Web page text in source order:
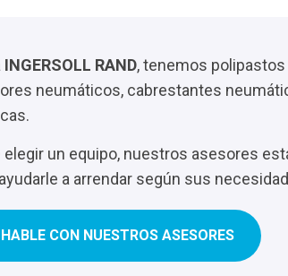
INGERSOLL RAND, tenemos polipastos
neumáticos, cabrestantes
un equipo, nuestros asesores
a arrendar según sus
HABLE CON NUESTROS ASESORES